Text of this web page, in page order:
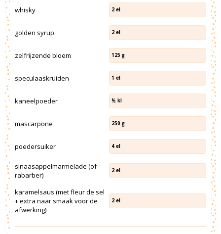
whisky 2 el
golden syrup 2 el
zelfrijzende bloem 125 g
speculaaskruiden 1 el
kaneelpoeder ½ kl
mascarpone 250 g
poedersuiker 4 el
sinaasappelmarmelade (of
rabarber)
2 el
karamelsaus (met fleur de sel
+ extra naar smaak voor de
afwerking)
2 el